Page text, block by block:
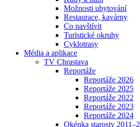
Možnosti ubytování
Restaurace, kavárny
Co navštívit
Turistické okruhy
Cyklotrasy
Média a aplikace
TV Chrastava
Reportáže
Reportáže 2026
Reportáže 2025
Reportáže 2022
Reportáže 2023
Reportáže 2024
Okénka starosty